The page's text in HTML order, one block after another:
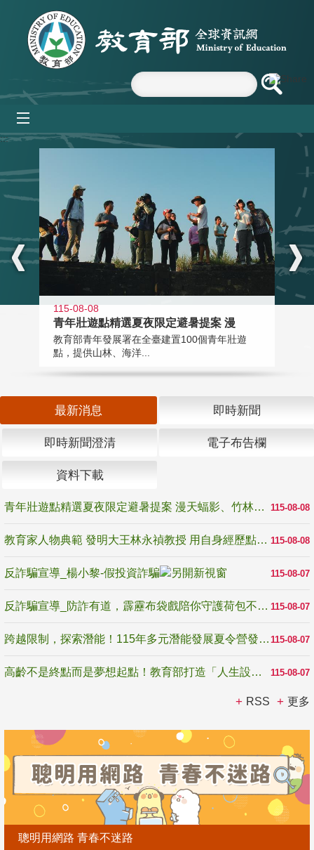
跳到主要內容區塊
:::
115-08-08
青年壯遊點精選夏夜限定避暑提案 漫
教育部青年發展署在全臺建置100個青年壯遊
點，提供山林、海洋...
最新消息 即時新聞
即時新聞澄清 電子布告欄
資料下載
115-08-08
青年壯遊點精選夏夜限定避暑提案 漫天蝠影、竹林尋蛙、茶香夜觀 邀青年暮色出發
115-08-08
教育家人物典範 發明大王林永禎教授 用自身經歷點亮學生的路
115-08-07
反詐騙宣導_楊小黎-假投資詐騙
115-08-07
反詐騙宣導_防詐有道，霹靂布袋戲陪你守護荷包不受騙
115-08-07
跨越限制，探索潛能！115年多元潛能發展夏令營發掘生命無限可能
115-08-07
高齡不是終點而是夢想起點！教育部打造「人生設計夢工場」 參展第3屆高齡健康產業博覽會
RSS 更多
聰明用網路 青春不迷路